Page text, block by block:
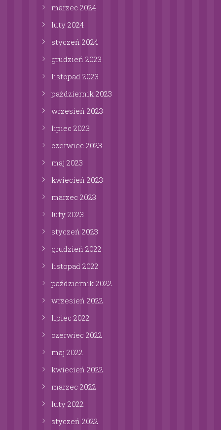
marzec 2024
luty 2024
styczeń 2024
grudzień 2023
listopad 2023
październik 2023
wrzesień 2023
lipiec 2023
czerwiec 2023
maj 2023
kwiecień 2023
marzec 2023
luty 2023
styczeń 2023
grudzień 2022
listopad 2022
październik 2022
wrzesień 2022
lipiec 2022
czerwiec 2022
maj 2022
kwiecień 2022
marzec 2022
luty 2022
styczeń 2022